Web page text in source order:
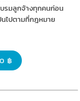
รมลูกจ้างทุกคนก่อน
ไปตามที่กฎหมาย
฿